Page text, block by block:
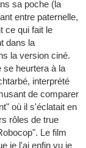
sa poche (la
entre paternelle,
ce qui fait le
dans la
la version ciné.
se heurtera à la
interprété
de comparer
où il s'éclatait en
rôles de true
Le film
je l'ai enfin vu je